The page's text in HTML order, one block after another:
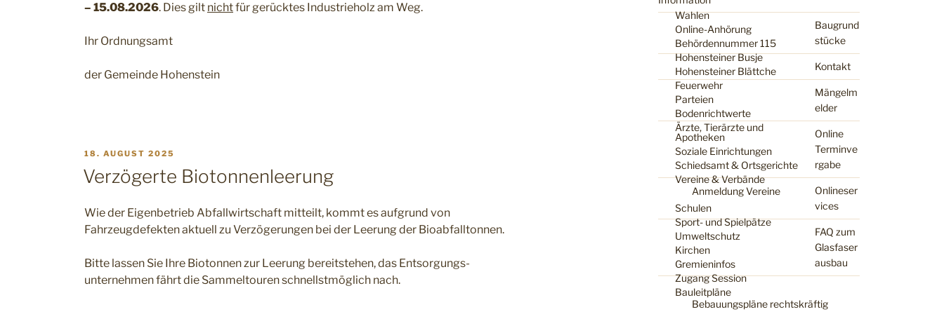
– 15.08.2026. Dies gilt nichtfür gerücktes Industrieholz am Weg.
Ihr Ordnungsamt
der Gemeinde Hohenstein
VERÖFFENTLICHT
AM
18. AUGUST 2025
Verzögerte Biotonnenleerung
Wie der Eigenbetrieb Abfallwirtschaft mitteilt, kommt es aufgrund von
Fahrzeugdefekten aktuell zu Verzögerungen bei der Leerung der Bioabfalltonnen.
Bitte lassen Sie Ihre Biotonnen zur Leerung bereitstehen, das Entsorgungs­
unternehmen fährt die Sammeltouren schnellstmöglich nach.
Wahlen
Online-Anhörung
Behördennummer 115
Hohensteiner Busje
Hohensteiner Blättche
Feuerwehr
Parteien
Bodenrichtwerte
Ärzte, Tierärzte und
Apotheken
Soziale Einrichtungen
Schiedsamt & Ortsgerichte
Vereine & Verbände
Anmeldung Vereine
Schulen
Sport- und Spielpätze
Umweltschutz
Kirchen
Gremieninfos
Zugang Session
Bauleitpläne
Bebauungspläne rechtskräftig
Baugrund
stücke
Kontakt
Mängelm
elder
Online
Terminve
rgabe
Onlineser
vices
FAQ zum
Glasfaser
ausbau